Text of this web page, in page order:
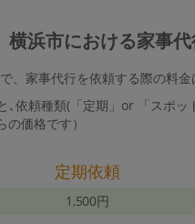
横浜市における家事
、家事代行を依頼する際の料金
､依頼種類(「定期」or 「スポ
価格です）
定期依頼
1,500円